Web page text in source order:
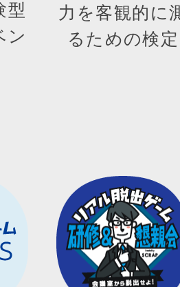
型
ン
力を客観的に
るための検定